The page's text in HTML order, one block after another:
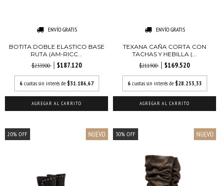
ENVÍO GRATIS
BOTITA DOBLE ELASTICO BASE
RUTA (AM-RICC...
$233.900
$187.120
6 cuotas sin interés de $31.186,67
AGREGAR AL CARRITO
ENVÍO GRATIS
TEXANA CAÑA CORTA CON
TACHAS Y HEBILLA (...
$211.900
$169.520
6 cuotas sin interés de $28.253,33
AGREGAR AL CARRITO
20% OFF NUEVO 30% OFF NUEVO